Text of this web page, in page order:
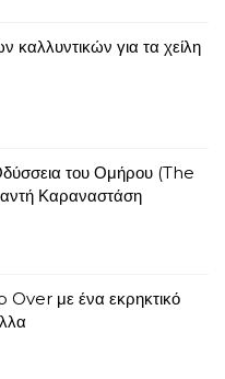
καλλυντικών για τα χείλη
του Ομήρου (The
Καραναστάση
με ένα εκρηκτικό